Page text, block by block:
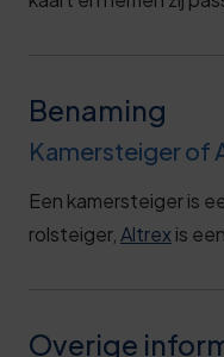
Benaming
Kamersteiger of
Een kamersteiger is
rolsteiger, Altrex is
Overige